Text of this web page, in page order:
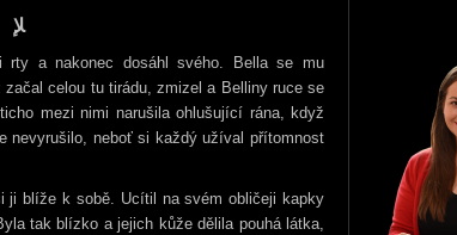
ﻺ
rty a nakonec dosáhl svého. Bella se mu
celou tu tirádu, zmizel a Belliny ruce se
mezi nimi narušila ohlušující rána, když
nevyrušilo, neboť si každý užíval přítomnost
ji blíže k sobě. Ucítil na svém obličeji kapky
tak blízko a jejich kůže dělila pouhá látka,